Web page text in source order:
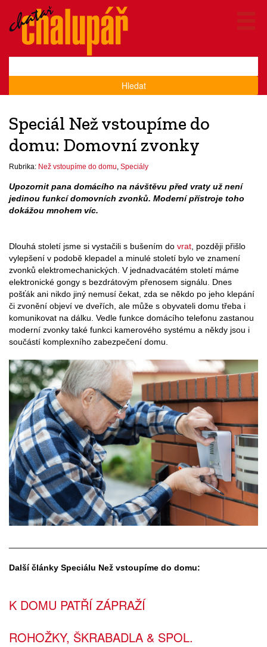
Hledat
Speciál Než vstoupíme do
domu: Domovní zvonky
Rubrika: Než vstoupíme do domu Speciály
Upozornit pana domácího na návštěvu před vraty už není
jedinou funkcí domovních zvonků. Moderní přístroje toho
dokážou mnohem víc.
Dlouhá století jsme si vystačili s bušením do vrat , později přišlo
vylepšení v podobě klepadel a minulé století bylo ve znamení
zvonků elektromechanických. V jednadvacátém století máme
elektronické gongy s bezdrátovým přenosem signálu. Dnes
pošťák ani nikdo jiný nemusí čekat, zda se někdo po jeho klepání
či zvonění objeví ve dveřích, ale může s obyvateli domu třeba i
komunikovat na dálku. Vedle funkce domácího telefonu zastanou
moderní zvonky také funkci kamerového systému a někdy jsou i
součástí komplexního zabezpečení domu.
Další články Speciálu Než vstoupíme do domu:
K DOMU PATŘÍ ZÁPRAŽÍ
ROHOŽKY, ŠKRABADLA & SPOL.